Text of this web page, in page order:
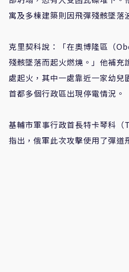
寓及多棟建築則因飛彈殘骸墜落
克里契科說：「在奧博隆區（
殘骸墜落而起火燃燒。」他補充
處起火，其中一處靠近一家幼兒
首都多個行政區出現停電情況。
基輔市軍事行政首長特卡琴科（
指出，俄軍此次攻擊使用了彈道